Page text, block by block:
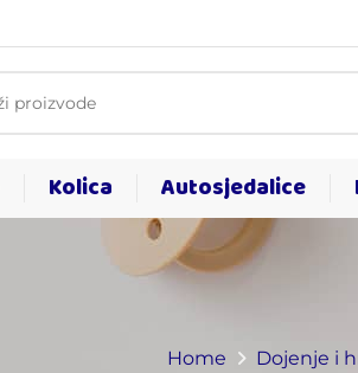
Kolica Autosjedalice
Home Dojenje i